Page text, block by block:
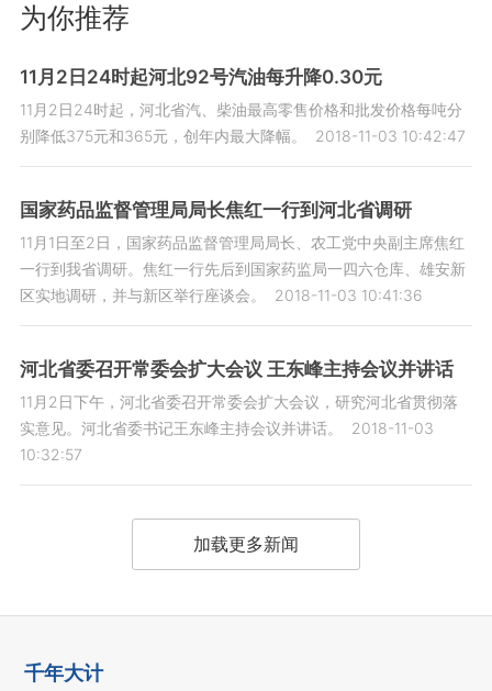
为你推荐
11月2日24时起河北92号汽油每升降0.30元
11月2日24时起，河北省汽、柴油最高零售价格和批发价格每吨分
别降低375元和365元，创年内最大降幅。
2018-11-03 10:42:47
国家药品监督管理局局长焦红一行到河北省调研
11月1日至2日，国家药品监督管理局局长、农工党中央副主席焦红
一行到我省调研。焦红一行先后到国家药监局一四六仓库、雄安新
区实地调研，并与新区举行座谈会。
2018-11-03 10:41:36
河北省委召开常委会扩大会议 王东峰主持会议并讲话
11月2日下午，河北省委召开常委会扩大会议，研究河北省贯彻落
实意见。河北省委书记王东峰主持会议并讲话。
2018-11-03
10:32:57
加载更多新闻
千年大计